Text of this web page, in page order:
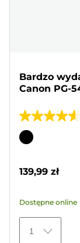
Bardzo
Canon PG-
4.6
na
2194
Wkład
139,99 zł
Dostępne online
1